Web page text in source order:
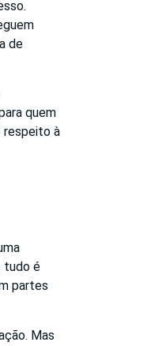
de
quem
respeito à
tudo é
partes
Mas